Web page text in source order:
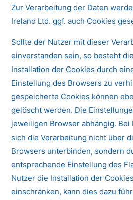
Zur Verarbeitung der Daten
Ireland Ltd. ggf. auch Cookies
Sollte der Nutzer mit dieser
einverstanden sein, so besteht
Installation der Cookies durch
Einstellung des Browsers zu
gespeicherte Cookies können
gelöscht werden. Die
jeweiligen Browser abhängig.
sich die Verarbeitung nicht über
Browsers unterbinden, sondern
entsprechende Einstellung des
Nutzer die Installation der
einschränken, kann dies dazu